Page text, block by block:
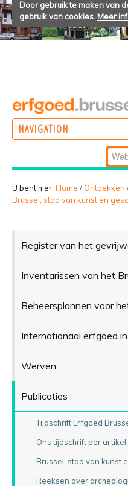
Door gebruik te maken van
gebruik van cookies. Meer
NAVIGATION
BELEVEN
Zoek
U bent hier: Home / Ontdekken
Brussel, stad van kunst en
Register van het
Inventarissen van het
Beheersplannen voor
Internationaal erfgoed
Werven
Publicaties
Tijdschrift Erfgoed
Ons tijdschrift per artikel
Brussel, stad van kunst
Reeksen over